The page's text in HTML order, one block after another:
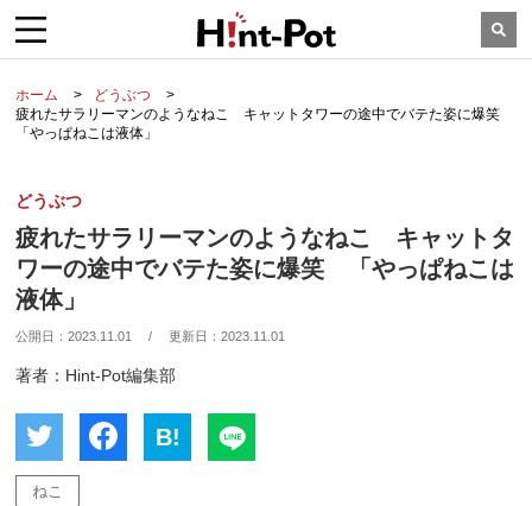
ホーム
どうぶつ
疲れたサラリーマンのようなねこ キャットタワーの途中でバテた姿に爆笑
「やっぱねこは液体」
どうぶつ
疲れたサラリーマンのようなねこ キャットタ
ワーの途中でバテた姿に爆笑 「やっぱねこは
液体」
公開日：2023.11.01 / 更新日：2023.11.01
著者：Hint-Pot編集部
B!
ねこ